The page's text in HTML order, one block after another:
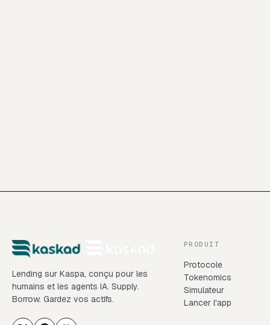
Lending sur Kaspa, conçu pour les
humains et les agents IA. Supply.
Borrow. Gardez vos actifs.
PRODUIT
Protocole
Tokenomics
Simulateur
Lancer l'app